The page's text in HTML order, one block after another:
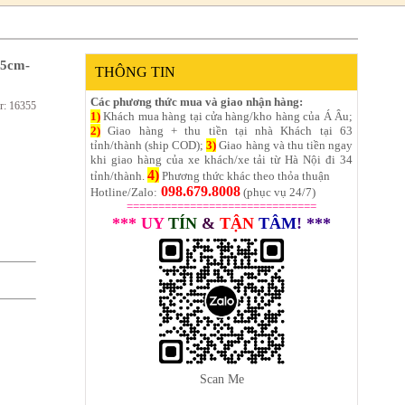
16355
THÔNG TIN
Các phương thức mua và giao nhận hàng:
1) Khách mua hàng tại cửa hàng/kho hàng của Á Âu;
2) Giao hàng + thu tiền tại nhà Khách tại 63
tỉnh/thành (ship COD);3) Giao hàng và thu tiền ngay
khi giao hàng của xe khách/xe tải từ Hà Nội đi 34
tỉnh/thành. 4) Phương thức khác theo thỏa thuận
Hotline/Zalo: 098.679.8008 (phục vụ 24/7)
==============================
*** UY TÍN & TẬN TÂM! ***
Scan Me